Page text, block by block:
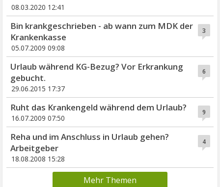
08.03.2020 12:41
3
Bin krankgeschrieben - ab wann zum MDK der
Krankenkasse
05.07.2009 09:08
6
Urlaub während KG-Bezug? Vor Erkrankung
gebucht.
29.06.2015 17:37
9
Ruht das Krankengeld während dem Urlaub?
16.07.2009 07:50
4
Reha und im Anschluss in Urlaub gehen?
Arbeitgeber
18.08.2008 15:28
Mehr Themen